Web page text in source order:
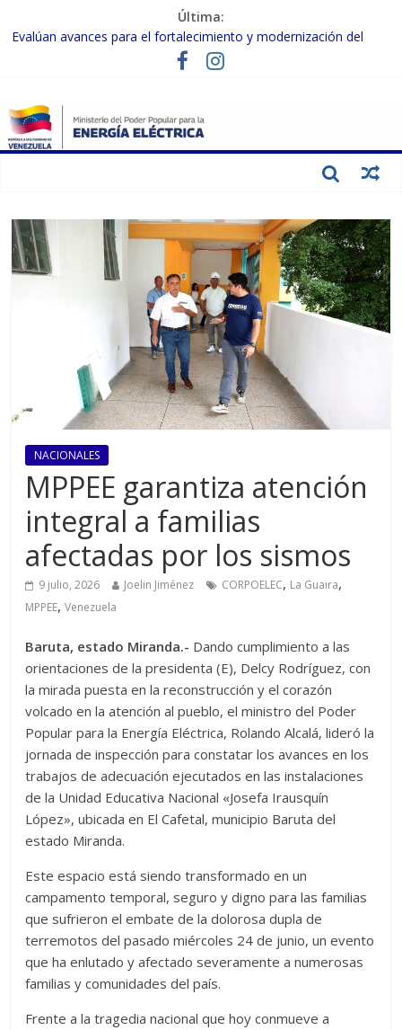
Última:
Evalúan avances para el fortalecimiento y modernización del
Inspeccionan trabajos de rehabilitación en instalaciones del SEN
Gobierno Nacional activa plan preventivo para fortalecer el SEN
ante el fenómeno de El Niño
Termocarabobo recupera el 50% de su capacidad de generación
NACIONALES
MPPEE garantiza atención
integral a familias
afectadas por los sismos
9 julio, 2026 Joelin Jiménez CORPOELEC, La Guaira,
MPPEE,Venezuela
Baruta, estado Miranda.- Dando cumplimiento a las
orientaciones de la presidenta (E), Delcy Rodríguez, con
la mirada puesta en la reconstrucción y el corazón
volcado en la atención al pueblo, el ministro del Poder
Popular para la Energía Eléctrica, Rolando Alcalá, lideró la
jornada de inspección para constatar los avances en los
trabajos de adecuación ejecutados en las instalaciones
de la Unidad Educativa Nacional «Josefa Irausquín
López», ubicada en El Cafetal, municipio Baruta del
estado Miranda.
Este espacio está siendo transformado en un
campamento temporal, seguro y digno para las familias
que sufrieron el embate de la dolorosa dupla de
terremotos del pasado miércoles 24 de junio, un evento
que ha enlutado y afectado severamente a numerosas
familias y comunidades del país.
Frente a la tragedia nacional que hoy conmueve a